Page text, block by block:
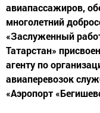
авиапассажиров,
многолетний
«Заслуженный
Татарстан»
агенту по
авиаперевозок
«Аэропорт